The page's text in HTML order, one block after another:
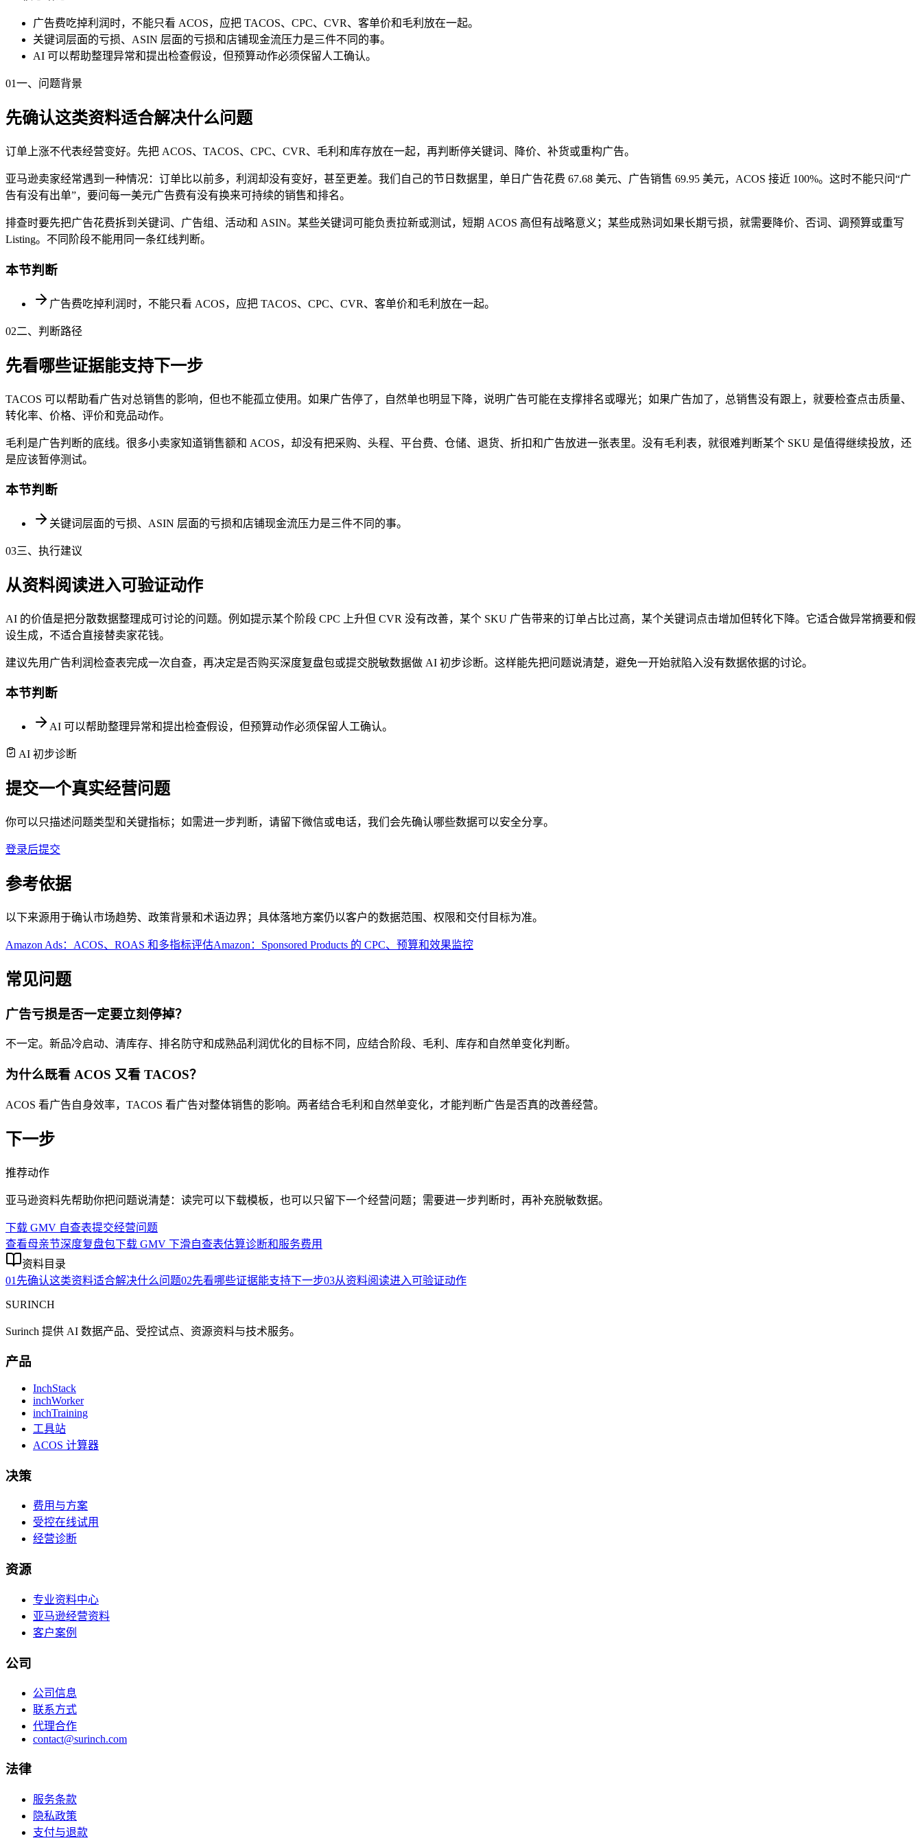
广告费吃掉利润时，不能只看 ACOS，应把 TACOS、CPC、CVR、客单价和毛利放在一起。
关键词层面的亏损、ASIN 层面的亏损和店铺现金流压力是三件不同的事。
AI 可以帮助整理异常和提出检查假设，但预算动作必须保留人工确认。
01一、问题背景
先确认这类资料适合解决什么问题
订单上涨不代表经营变好。先把 ACOS、TACOS、CPC、CVR、毛利和库存放在一起，再判断停关键词、降价、补货或重构广告。
亚马逊卖家经常遇到一种情况：订单比以前多，利润却没有变好，甚至更差。我们自己的节日数据里，单日广告花费 67.68 美元、广告销售 69.95 美元，ACOS 接近 100%。这时不能只问“广
告有没有出单”，要问每一美元广告费有没有换来可持续的销售和排名。
排查时要先把广告花费拆到关键词、广告组、活动和 ASIN。某些关键词可能负责拉新或测试，短期 ACOS 高但有战略意义；某些成熟词如果长期亏损，就需要降价、否词、调预算或重写
Listing。不同阶段不能用同一条红线判断。
本节判断
广告费吃掉利润时，不能只看 ACOS，应把 TACOS、CPC、CVR、客单价和毛利放在一起。
02二、判断路径
先看哪些证据能支持下一步
TACOS 可以帮助看广告对总销售的影响，但也不能孤立使用。如果广告停了，自然单也明显下降，说明广告可能在支撑排名或曝光；如果广告加了，总销售没有跟上，就要检查点击质量、
转化率、价格、评价和竞品动作。
毛利是广告判断的底线。很多小卖家知道销售额和 ACOS，却没有把采购、头程、平台费、仓储、退货、折扣和广告放进一张表里。没有毛利表，就很难判断某个 SKU 是值得继续投放，还
是应该暂停测试。
本节判断
关键词层面的亏损、ASIN 层面的亏损和店铺现金流压力是三件不同的事。
03三、执行建议
从资料阅读进入可验证动作
AI 的价值是把分散数据整理成可讨论的问题。例如提示某个阶段 CPC 上升但 CVR 没有改善，某个 SKU 广告带来的订单占比过高，某个关键词点击增加但转化下降。它适合做异常摘要和假
设生成，不适合直接替卖家花钱。
建议先用广告利润检查表完成一次自查，再决定是否购买深度复盘包或提交脱敏数据做 AI 初步诊断。这样能先把问题说清楚，避免一开始就陷入没有数据依据的讨论。
本节判断
AI 可以帮助整理异常和提出检查假设，但预算动作必须保留人工确认。
AI 初步诊断
提交一个真实经营问题
你可以只描述问题类型和关键指标；如需进一步判断，请留下微信或电话，我们会先确认哪些数据可以安全分享。
登录后提交
参考依据
以下来源用于确认市场趋势、政策背景和术语边界；具体落地方案仍以客户的数据范围、权限和交付目标为准。
Amazon Ads：ACOS、ROAS 和多指标评估Amazon：Sponsored Products 的 CPC、预算和效果监控
常见问题
广告亏损是否一定要立刻停掉？
不一定。新品冷启动、清库存、排名防守和成熟品利润优化的目标不同，应结合阶段、毛利、库存和自然单变化判断。
为什么既看 ACOS 又看 TACOS？
ACOS 看广告自身效率，TACOS 看广告对整体销售的影响。两者结合毛利和自然单变化，才能判断广告是否真的改善经营。
下一步
推荐动作
亚马逊资料先帮助你把问题说清楚：读完可以下载模板，也可以只留下一个经营问题；需要进一步判断时，再补充脱敏数据。
下载 GMV 自查表提交经营问题
查看母亲节深度复盘包下载 GMV 下滑自查表估算诊断和服务费用
资料目录
01 先确认这类资料适合解决什么问题02先看哪些证据能支持下一步03从资料阅读进入可验证动作
SURINCH
Surinch 提供 AI 数据产品、受控试点、资源资料与技术服务。
产品
InchStack
inchWorker
inchTraining
工具站
ACOS 计算器
决策
费用与方案
受控在线试用
经营诊断
资源
专业资料中心
亚马逊经营资料
客户案例
公司
公司信息
联系方式
代理合作
contact@surinch.com
法律
服务条款
隐私政策
支付与退款